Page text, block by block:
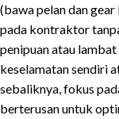
(bawa pelan dan
pada kontraktor
penipuan atau
keselamatan sendiri
sebaliknya, fokus
berterusan untuk